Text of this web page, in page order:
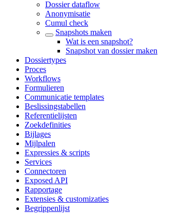
Dossier dataflow
Anonymisatie
Cumul check
Snapshots maken
Wat is een snapshot?
Snapshot van dossier maken
Dossiertypes
Proces
Workflows
Formulieren
Communicatie templates
Beslissingstabellen
Referentielijsten
Zoekdefinities
Bijlages
Mijlpalen
Expressies & scripts
Services
Connectoren
Exposed API
Rapportage
Extensies & customizaties
Begrippenlijst